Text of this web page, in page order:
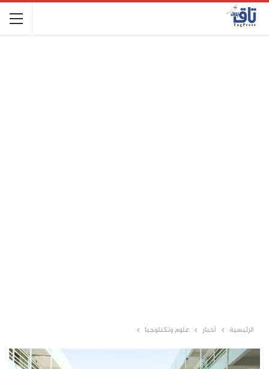
الرئيسية أخبار علوم وتكنلوجيا